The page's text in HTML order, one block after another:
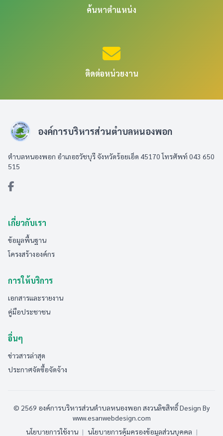
ค้นหาตำแหน่ง
ติดต่อหน่วยงาน
องค์การบริหารส่วนตำบลหนองพอก
ตำบลหนองพอก อำเภอธวัชบุรี จังหวัดร้อยเอ็ด 45170 โทรศัพท์ 043 650
515
เกี่ยวกับเรา
ข้อมูลพื้นฐาน
โครงสร้างองค์กร
การให้บริการ
เอกสารและรายงาน
คู่มือประชาชน
อื่นๆ
ข่าวสารล่าสุด
ประกาศจัดซื้อจัดจ้าง
© 2569 องค์การบริหารส่วนตำบลหนองพอก สงวนลิขสิทธิ์Design By
www.esanwebdesign.com
นโยบายการใช้งาน | นโยบายการคุ้มครองข้อมูลส่วนบุคคล |